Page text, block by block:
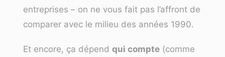
entreprises – on ne vous fait pas l’affront de
comparer avec le milieu des années 1990.
Et encore, ça dépend qui compte (comme